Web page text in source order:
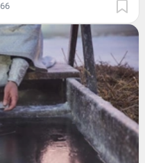
66